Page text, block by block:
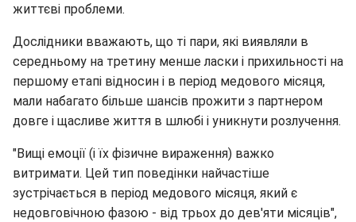
життєві проблеми.
Дослідники вважають, що ті пари, які виявляли в
середньому на третину менше ласки і прихильності на
першому етапі відносин і в період медового місяця,
мали набагато більше шансів прожити з партнером
довге і щасливе життя в шлюбі і уникнути розлучення.
"Вищі емоції (і їх фізичне вираження) важко
витримати. Цей тип поведінки найчастіше
зустрічається в період медового місяця, який є
недовговічною фазою - від трьох до дев'яти місяців",